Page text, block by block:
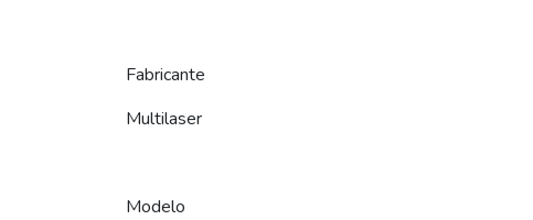
Fabricante
Multilaser
Modelo